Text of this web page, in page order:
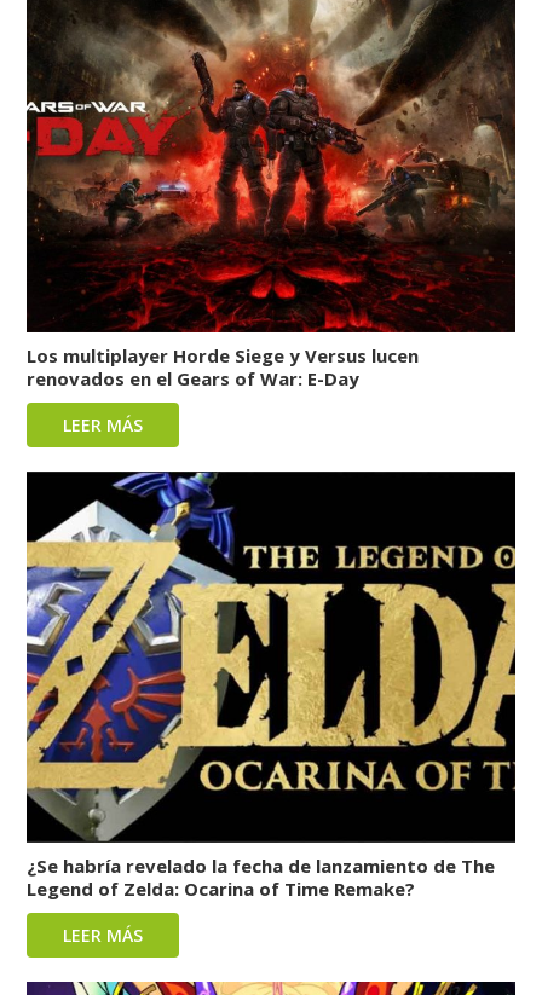
Los multiplayer Horde Siege y Versus lucen
renovados en el Gears of War: E-Day
LEER MÁS
¿Se habría revelado la fecha de lanzamiento de The
Legend of Zelda: Ocarina of Time Remake?
LEER MÁS